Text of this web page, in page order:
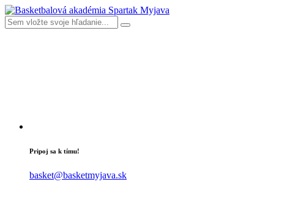
Pripoj sa k tímu!
basket@basketmyjava.sk